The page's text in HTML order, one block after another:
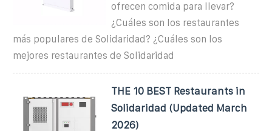
ofrecen comida para llevar?
¿Cuáles son los restaurantes
más populares de Solidaridad? ¿Cuáles son los
mejores restaurantes de Solidaridad
THE 10 BEST Restaurants in
Solidaridad (Updated March
2026)